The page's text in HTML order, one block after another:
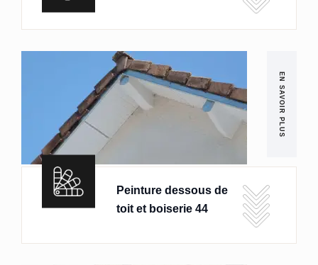
EN SAVOIR PLUS
Peinture dessous de
toit et boiserie 44